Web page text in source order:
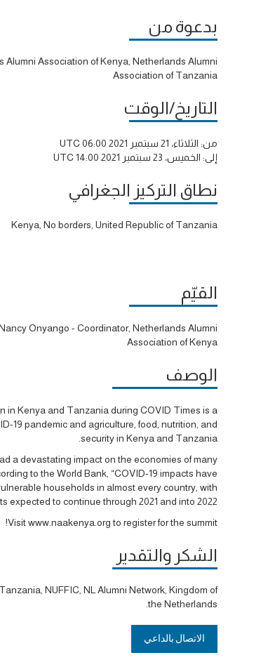
بدعوة من
Alumni Association of Kenya, Netherlands Alumni
Association of Tanzania
التاريخ/الوقت
من: الثلاثاء، 21 سبتمبر 2021 06:00 UTC
إلى: الخميس، 23 سبتمبر 2021 14:00 UTC
نطاق التركيز الجغرافي
Kenya, No borders, United Republic of Tanzania
القيّم
Onyango - Coordinator, Netherlands Alumni
Association of Kenya
الوصف
in Kenya and Tanzania during COVID Times is a
19 pandemic and agriculture, food, nutrition, and
security in Kenya and Tanzania.
a devastating impact on the economies of many
to the World Bank, “COVID-19 impacts have
households in almost every country, with
expected to continue through 2021 and into 2022”.
Visit www.naakenya.org to register for the summit!
الشكر والتقدير
NUFFIC, NL Alumni Network, Kingdom of
the Netherlands.
الاتصال بالداعي